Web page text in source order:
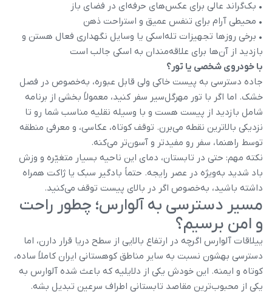
• بک‌گراند عالی برای عکس‌های حرفه‌ای در فضای باز
• محیطی آرام برای تنفس عمیق و استراحت ذهن
• برخی روزها تجهیزات تله‌اسکی یا وسایل نگهداری فعال هستن و
بازدید از آن‌ها برای علاقه‌مندان به اسکی جالب است
با خودروی شخصی یا تور؟
جاده دسترسی به پیست خاکی ولی قابل عبوره، به‌خصوص در فصل
خشک. اما اگر با تور مهرگل‌سیر سفر کنید، معمولاً بخشی از برنامه
شامل بازدید از پیست هست و با وسیله نقلیه مناسب شما رو تا
نزدیکی بالاترین نقطه می‌برن. توقف کوتاه، عکاسی، و معرفی منطقه
توسط راهنما، سفر رو مفیدتر و آسون‌تر می‌کنه.
نکته مهم: حتی در تابستان، دمای این ناحیه بسیار متغیّره و وزش
باد شدید به‌ویژه در عصر رایجه. حتماً بادگیر سبک یا ژاکت همراه
داشته باشید، به‌خصوص اگر در بالای پیست توقف می‌کنید.
مسیر دسترسی به آلوارس؛ چطور راحت
و امن برسیم؟
ییلاقات آلوارس اگرچه در ارتفاع بالایی از سطح دریا قرار دارن، اما
دسترسی بهشون نسبت به سایر مناطق کوهستانی ایران کاملاً ساده،
کوتاه و ایمنه. این خودش یکی از دلایلیه که باعث شده آلوارس به
یکی از محبوب‌ترین مقاصد تابستانی اطراف سرعین تبدیل بشه.